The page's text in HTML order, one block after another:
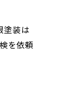
塗装は
を依頼